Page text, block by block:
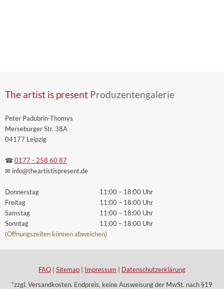
The artist is present Produzentengalerie
Peter Padubrin-Thomys
Merseburger Str. 38A
04177 Leipzig
☎ 0177 - 258 60 87
✉ info@theartistispresent.de
Donnerstag
Freitag
Samstag
Sonntag
11:00 – 18:00 Uhr
11:00 – 18:00 Uhr
11:00 – 18:00 Uhr
11:00 – 18:00 Uhr
(Öffnungszeiten können abweichen)
FAQ Sitemap Impressum
Datenschutzerklärung
*zzgl. Versandkosten. Endpreis, keine Ausweisung der MwSt. nach §19